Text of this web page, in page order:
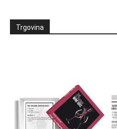
Trgovina